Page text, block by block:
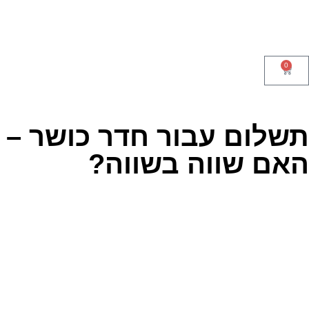
0
עבור חדר כושר –
שווה בשווה?